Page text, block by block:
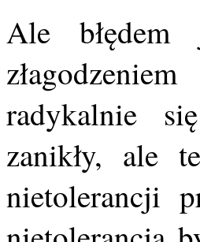
Ale
radykalnie
zanikły, ale
nietolerancji